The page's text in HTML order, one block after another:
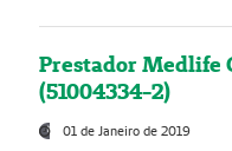
Prestador Medlife
(51004334-2)
01 de Janeiro de 2019